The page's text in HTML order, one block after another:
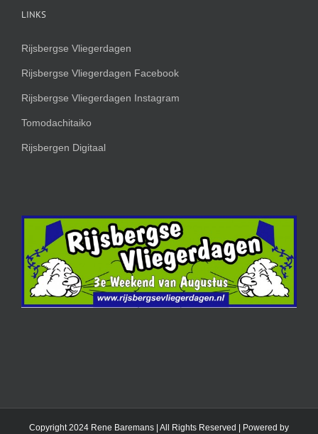
LINKS
Rijsbergse Vliegerdagen
Rijsbergse Vliegerdagen Facebook
Rijsbergse Vliegerdagen Instagram
Tomodachitaiko
Rijsbergen Digitaal
Copyright 2024 Rene Baremans | All Rights Reserved | Powered by